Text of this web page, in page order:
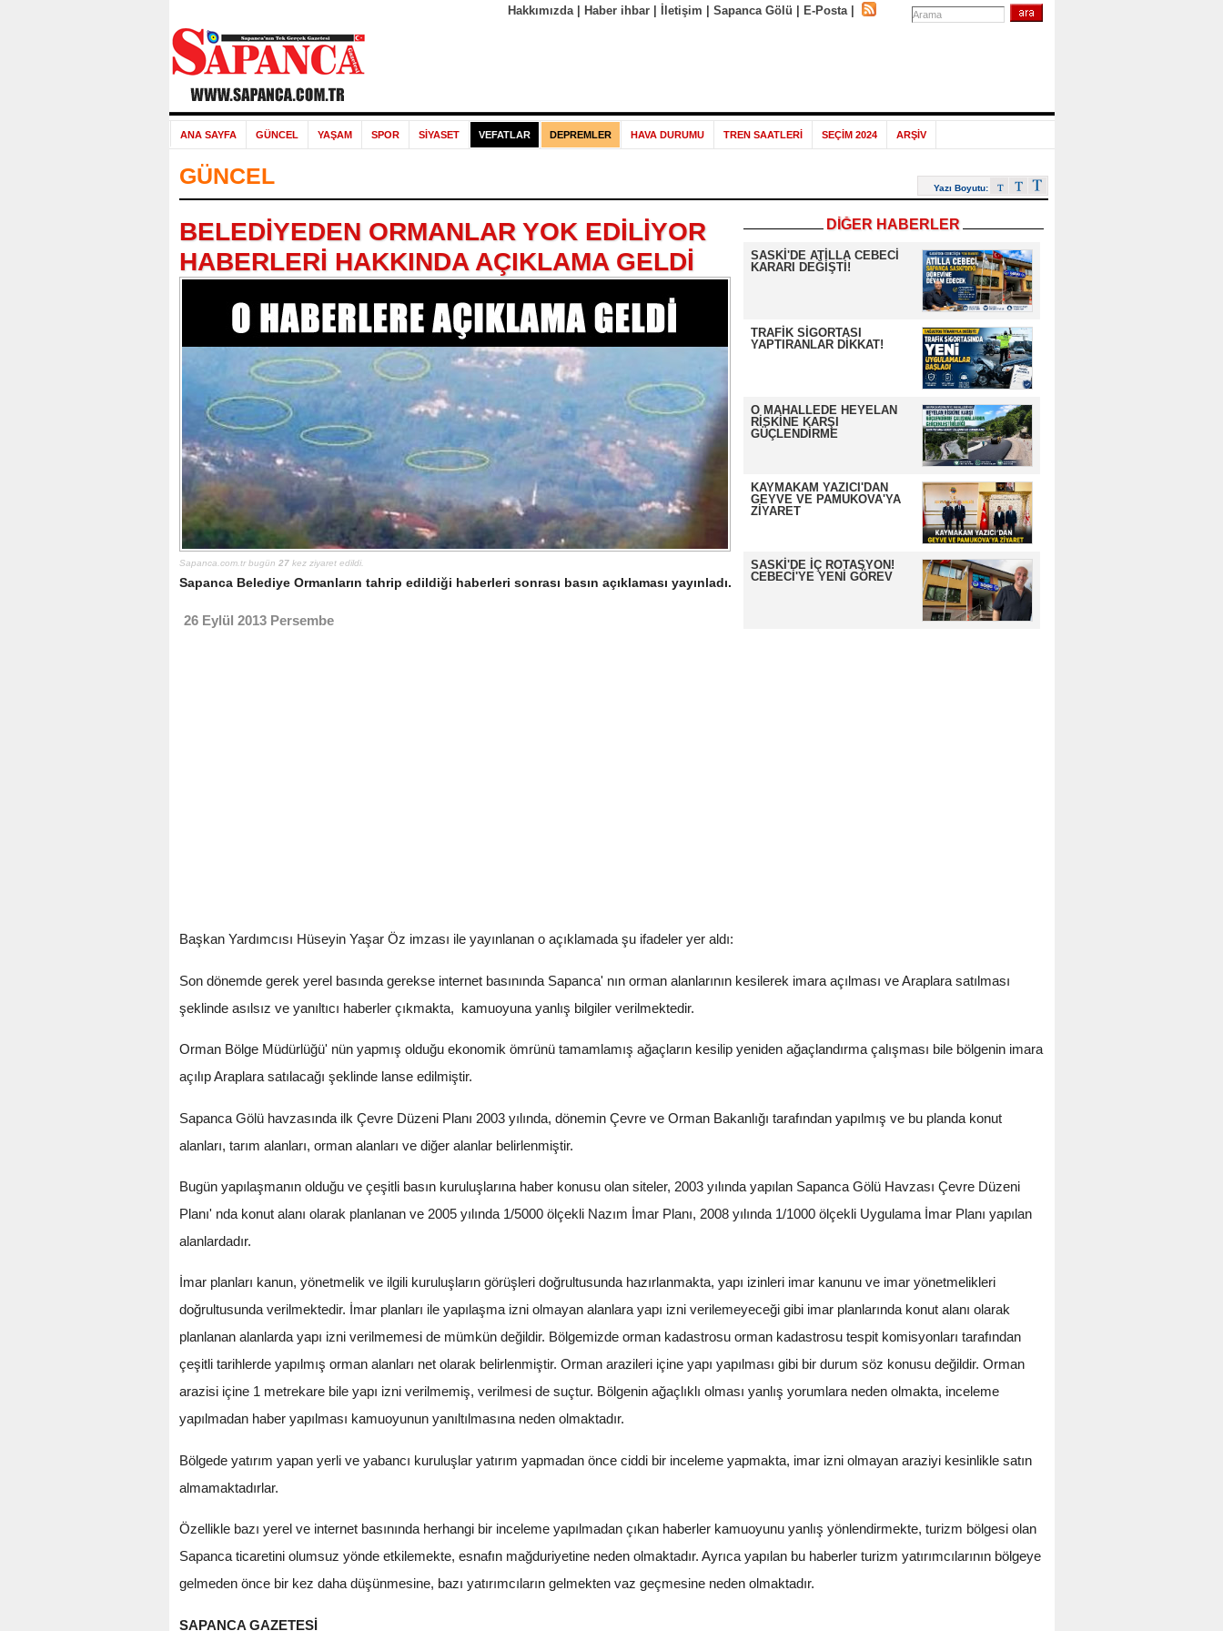
Hakkımızda| Haber ihbar| İletişim Sapanca Gölü E-Posta|
ANA SAYFA GÜNCEL YAŞAM SPOR SİYASET VEFATLAR DEPREMLER HAVA DURUMU TREN SAATLERİ SEÇİM 2024 ARŞİV
GÜNCEL Yazı Boyutu:
DİĞER HABERLER
SASKİ'DE ATİLLA CEBECİ
KARARI DEĞİŞTİ!
TRAFİK SİGORTASI
YAPTIRANLAR DİKKAT!
O MAHALLEDE HEYELAN
RİSKİNE KARŞI
GÜÇLENDİRME
KAYMAKAM YAZICI'DAN
GEYVE VE PAMUKOVA'YA
ZİYARET
SASKİ'DE İÇ ROTASYON!
CEBECİ'YE YENİ GÖREV
BELEDİYEDEN ORMANLAR YOK EDİLİYOR
HABERLERİ HAKKINDA AÇIKLAMA GELDİ
Sapanca.com.tr bugün 27kez ziyaret edildi.
Sapanca Belediye Ormanların tahrip edildiği haberleri sonrası basın açıklaması yayınladı.
26 Eylül 2013 Persembe
Başkan Yardımcısı Hüseyin Yaşar Öz imzası ile yayınlanan o açıklamada şu ifadeler yer aldı:
Son dönemde gerek yerel basında gerekse internet basınında Sapanca' nın orman alanlarının kesilerek imara açılması ve Araplara satılması
şeklinde asılsız ve yanıltıcı haberler çıkmakta, kamuoyuna yanlış bilgiler verilmektedir.
Orman Bölge Müdürlüğü' nün yapmış olduğu ekonomik ömrünü tamamlamış ağaçların kesilip yeniden ağaçlandırma çalışması bile bölgenin imara
açılıp Araplara satılacağı şeklinde lanse edilmiştir.
Sapanca Gölü havzasında ilk Çevre Düzeni Planı 2003 yılında, dönemin Çevre ve Orman Bakanlığı tarafından yapılmış ve bu planda konut
alanları, tarım alanları, orman alanları ve diğer alanlar belirlenmiştir.
Bugün yapılaşmanın olduğu ve çeşitli basın kuruluşlarına haber konusu olan siteler, 2003 yılında yapılan Sapanca Gölü Havzası Çevre Düzeni
Planı' nda konut alanı olarak planlanan ve 2005 yılında 1/5000 ölçekli Nazım İmar Planı, 2008 yılında 1/1000 ölçekli Uygulama İmar Planı yapılan
alanlardadır.
İmar planları kanun, yönetmelik ve ilgili kuruluşların görüşleri doğrultusunda hazırlanmakta, yapı izinleri imar kanunu ve imar yönetmelikleri
doğrultusunda verilmektedir. İmar planları ile yapılaşma izni olmayan alanlara yapı izni verilemeyeceği gibi imar planlarında konut alanı olarak
planlanan alanlarda yapı izni verilmemesi de mümkün değildir. Bölgemizde orman kadastrosu orman kadastrosu tespit komisyonları tarafından
çeşitli tarihlerde yapılmış orman alanları net olarak belirlenmiştir. Orman arazileri içine yapı yapılması gibi bir durum söz konusu değildir. Orman
arazisi içine 1 metrekare bile yapı izni verilmemiş, verilmesi de suçtur. Bölgenin ağaçlıklı olması yanlış yorumlara neden olmakta, inceleme
yapılmadan haber yapılması kamuoyunun yanıltılmasına neden olmaktadır.
Bölgede yatırım yapan yerli ve yabancı kuruluşlar yatırım yapmadan önce ciddi bir inceleme yapmakta, imar izni olmayan araziyi kesinlikle satın
almamaktadırlar.
Özellikle bazı yerel ve internet basınında herhangi bir inceleme yapılmadan çıkan haberler kamuoyunu yanlış yönlendirmekte, turizm bölgesi olan
Sapanca ticaretini olumsuz yönde etkilemekte, esnafın mağduriyetine neden olmaktadır. Ayrıca yapılan bu haberler turizm yatırımcılarının bölgeye
gelmeden önce bir kez daha düşünmesine, bazı yatırımcıların gelmekten vaz geçmesine neden olmaktadır.
SAPANCA GAZETESİ